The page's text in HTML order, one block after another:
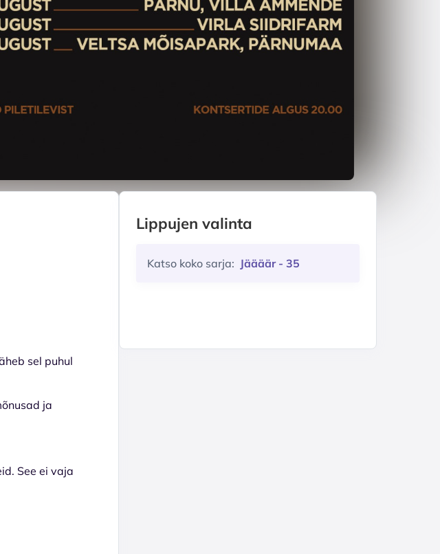
sel puhul
ja
See ei vaja
Lippujen valinta
Katso koko sarja: Jäääär - 35